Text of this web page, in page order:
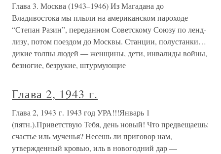
Глава 3. Москва (1943–1946) Из Магадана до
Владивостока мы плыли на американском пароходе
“Степан Разин”, переданном Советскому Союзу по ленд-
лизу, потом поездом до Москвы. Станции, полустанки…
дикие толпы людей — женщины, дети, инвалиды войны,
безногие, безрукие, штурмующие
Глава 2, 1943 г.
Глава 2, 1943 г. 1943 год УРА!!!Январь 1
(пятн.).Приветствую Тебя, день новый! Что предвещаешь:
счастье иль мученья? Несешь ли приговор нам,
утвержденный кровью, иль в новогодний дар —